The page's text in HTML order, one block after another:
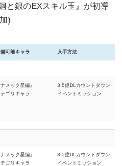
と銀のEXスキル玉』が初導
)
可能キャラ 入手方法
ナメック星編』
テゴリキャラ
3.5億DLカウントダウン
イベントミッション
ナメック星編』
テゴリキャラ
3.5億DLカウントダウン
イベントミッション